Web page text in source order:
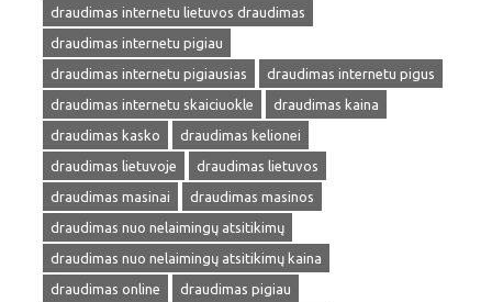
draudimas internetu lietuvos draudimas
draudimas internetu pigiau
draudimas internetu pigiausias
draudimas internetu pigus
draudimas internetu skaiciuokle
draudimas kaina
draudimas kasko
draudimas kelionei
draudimas lietuvoje
draudimas lietuvos
draudimas masinai
draudimas masinos
draudimas nuo nelaimingų atsitikimų
draudimas nuo nelaimingų atsitikimų kaina
draudimas online
draudimas pigiau